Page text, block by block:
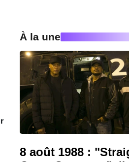
À la une
8 août 1988 :